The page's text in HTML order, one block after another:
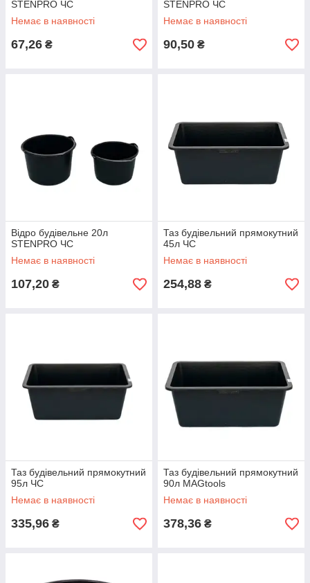
STENPRO ЧС
Немає в наявності
67,26 ₴
STENPRO ЧС
Немає в наявності
90,50 ₴
Відро будівельне 20л
STENPRO ЧС
Немає в наявності
107,20 ₴
Таз будівельний прямокутний
45л ЧС
Немає в наявності
254,88 ₴
Таз будівельний прямокутний
95л ЧС
Немає в наявності
335,96 ₴
Таз будівельний прямокутний
90л MAGtools
Немає в наявності
378,36 ₴